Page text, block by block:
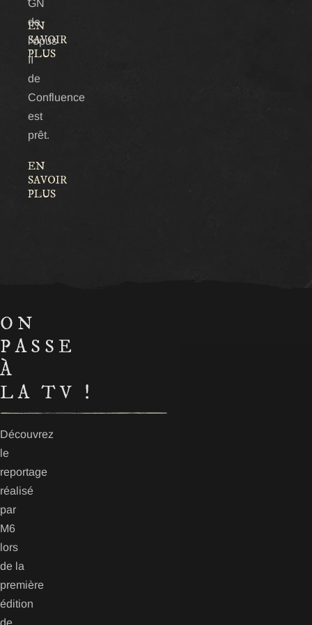
EN
SAVOIR
PLUS
GN
de
l'opus
II
de
Confluence
est
prêt.
EN
SAVOIR
PLUS
ON
PASSE
À
LA TV !
Découvrez
le
reportage
réalisé
par
M6
lors
de la
première
édition
de